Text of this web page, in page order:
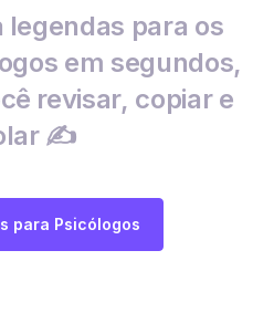
legendas para os
em segundos,
revisar, copiar e
✍️
para Psicólogos